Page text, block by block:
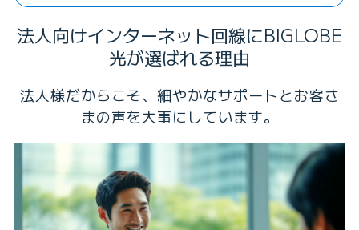
法人向けインターネット回線にBIGLOBE
光が選ばれる理由
法人様だからこそ、細やかなサポートとお客さ
まの声を大事にしています。